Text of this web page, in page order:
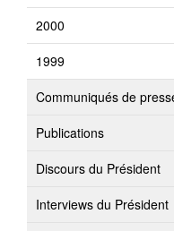
2000
1999
Communiqués de
Publications
Discours du Président
Interviews du Président